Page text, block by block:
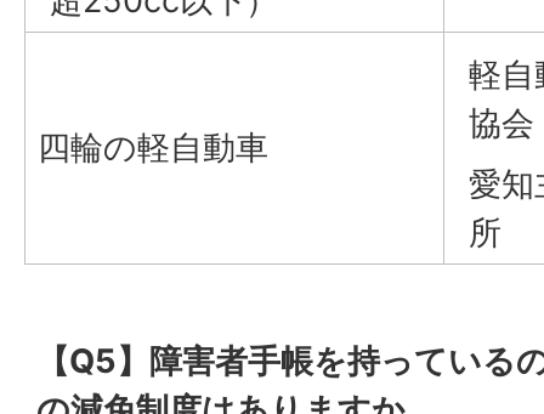
四輪の軽自動車
軽自
協会
愛知
所
【Q5】障害者手帳を持っている